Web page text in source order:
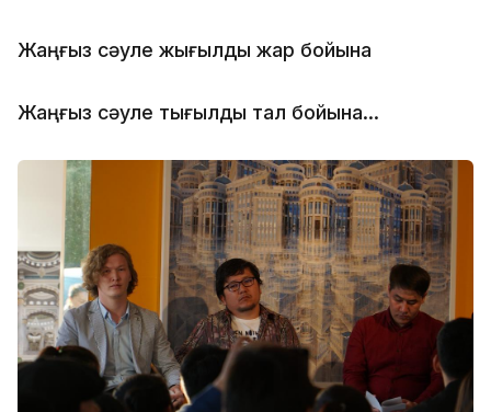
Жаңғыз сәуле жығылды жар бойына
Жаңғыз сәуле тығылды тал бойына...